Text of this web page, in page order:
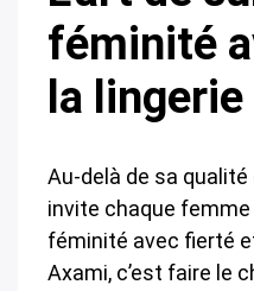
féminité
la
Au-delà de sa
invite chaque femme
féminité avec fierté
Axami, c’est faire le